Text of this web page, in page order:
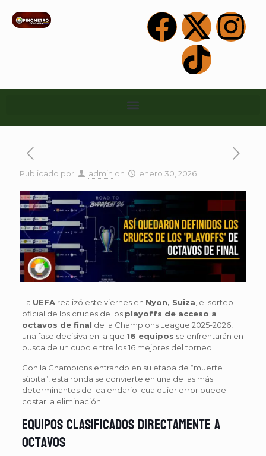
Publicado por admin on enero 30, 2026
La UEFArealizó este viernes en Nyon, Suiza , el sorteo
oficial de los cruces de los playoffs de acceso a
octavos de final de la Champions League 2025-2026,
una fase decisiva en la que 16 equipos se enfrentarán en
busca de un cupo entre los 16 mejores del torneo.
Con la Champions entrando en su etapa de “muerte
súbita”, esta ronda se convierte en una de las más
determinantes del calendario: cualquier error puede
costar la eliminación.
Equipos clasificados directamente a
octavos